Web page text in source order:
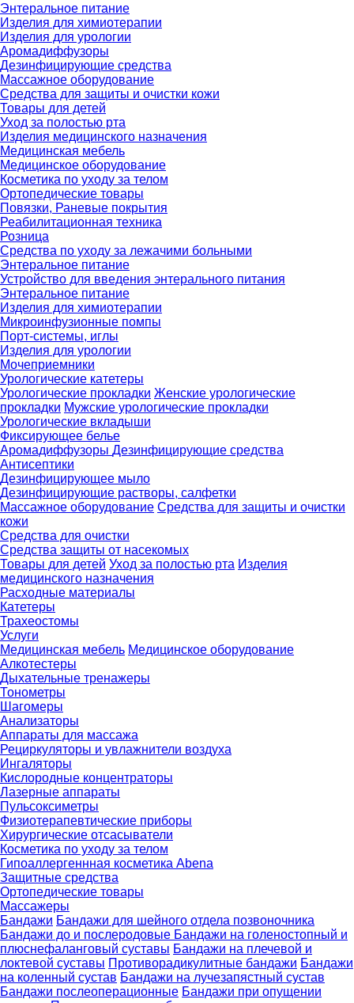
Энтеральное питание
Изделия для химиотерапии
Изделия для урологии
Аромадиффузоры
Дезинфицирующие средства
Массажное оборудование
Средства для защиты и очистки кожи
Товары для детей
Уход за полостью рта
Изделия медицинского назначения
Медицинская мебель
Медицинское оборудование
Косметика по уходу за телом
Ортопедические товары
Повязки, Раневые покрытия
Реабилитационная техника
Розница
Средства по уходу за лежачими больными
Энтеральное питание
Устройство для введения энтерального питания
Энтеральное питание
Изделия для химиотерапии
Микроинфузионные помпы
Порт-системы, иглы
Изделия для урологии
Мочеприемники
Урологические катетеры
Урологические прокладки Женские урологические
прокладки Мужские урологические прокладки
Урологические вкладыши
Фиксирующее белье
Аромадиффузоры Дезинфицирующие средства
Антисептики
Дезинфицирующее мыло
Дезинфицирующие растворы, салфетки
Массажное оборудование Средства для защиты и очистки
кожи
Средства для очистки
Средства защиты от насекомых
Товары для детей Уход за полостью рта Изделия
медицинского назначения
Расходные материалы
Катетеры
Трахеостомы
Услуги
Медицинская мебель Медицинское оборудование
Алкотестеры
Дыхательные тренажеры
Тонометры
Шагомеры
Анализаторы
Аппараты для массажа
Рециркуляторы и увлажнители воздуха
Ингаляторы
Кислородные концентраторы
Лазерные аппараты
Пульсоксиметры
Физиотерапевтические приборы
Хирургические отсасыватели
Косметика по уходу за телом
Гипоаллергеннная косметика Abena
Защитные средства
Ортопедические товары
Массажеры
Бандажи Бандажи для шейного отдела позвоночника
Бандажи до и послеродовые Бандажи на голеностопный и
плюснефаланговый суставы Бандажи на плечевой и
локтевой суставы Противорадикулитные бандажи Бандажи
на коленный сустав Бандажи на лучезапястный сустав
Бандажи послеоперационные Бандажи при опущении